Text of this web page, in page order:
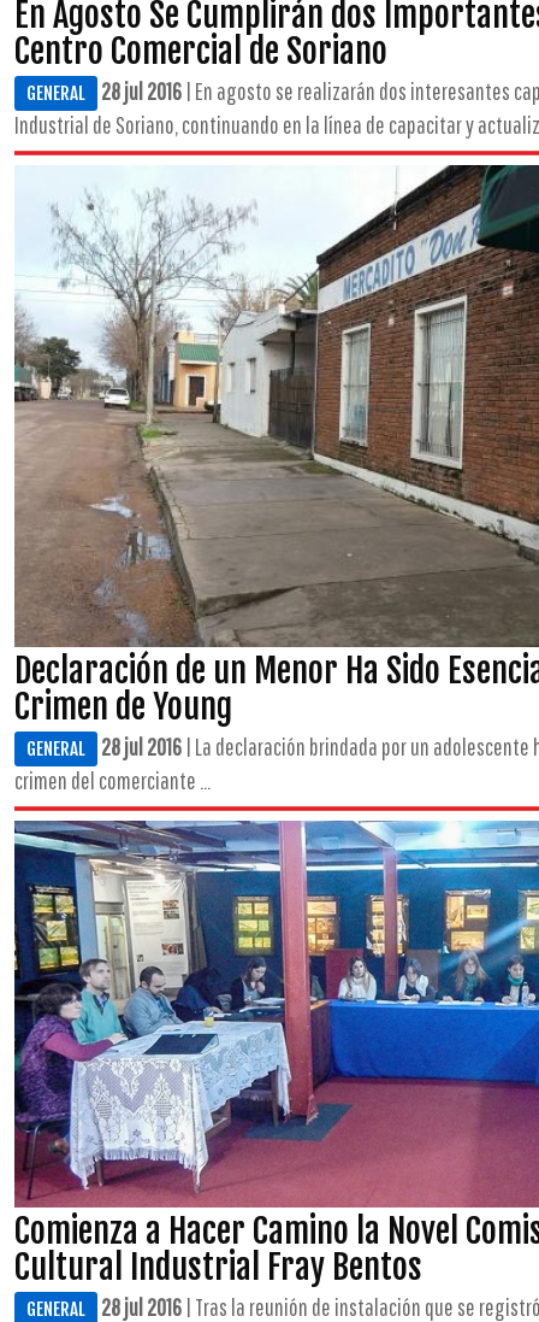
En Agosto Se Cumplirán dos
Centro Comercial de Soriano
GENERAL 28 jul 2016 | En agosto se realizarán dos interesantes
Industrial de Soriano, continuando en la línea de capacitar y
Declaración de un Menor Ha Sido
Crimen de Young
GENERAL 28 jul 2016 | La declaración brindada por un
crimen del comerciante ...
Comienza a Hacer Camino la Novel
Cultural Industrial Fray Bentos
GENERAL 28 jul 2016 | Tras la reunión de instalación que se